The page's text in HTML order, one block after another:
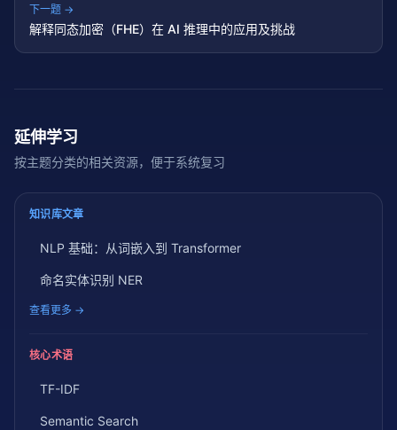
下一题 →
解释同态加密（FHE）在 AI 推理中的应用及挑战
延伸学习
按主题分类的相关资源，便于系统复习
知识库文章
NLP 基础：从词嵌入到 Transformer
命名实体识别 NER
查看更多 →
核心术语
TF-IDF
Semantic Search